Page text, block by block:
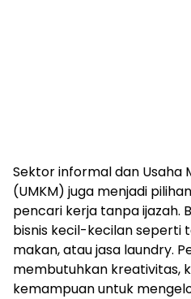
Sektor informal dan Usaha
(UMKM) juga menjadi
pencari kerja tanpa ijazah.
bisnis kecil-kecilan seperti
makan, atau jasa laundry.
membutuhkan kreativitas,
kemampuan untuk